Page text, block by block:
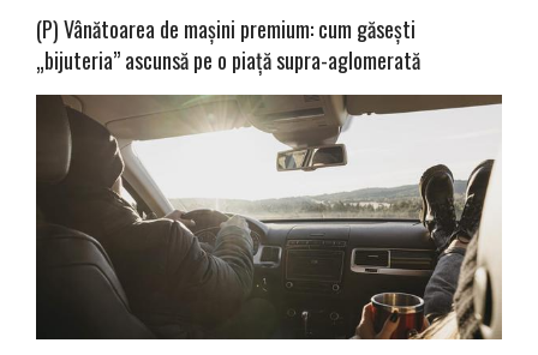
(P) Vânătoarea de mașini premium: cum găsești
„bijuteria” ascunsă pe o piață supra-aglomerată